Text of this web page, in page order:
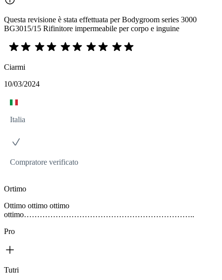
Questa revisione è stata effettuata per Bodygroom series 3000
BG3015/15 Rifinitore impermeabile per corpo e inguine
Ciarmi
10/03/2024
Italia
Compratore verificato
Ortimo
Ottimo ottimo ottimo
ottimo………………………………………………………..
Pro
Tutri